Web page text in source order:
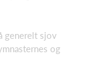
generelt sjov
og